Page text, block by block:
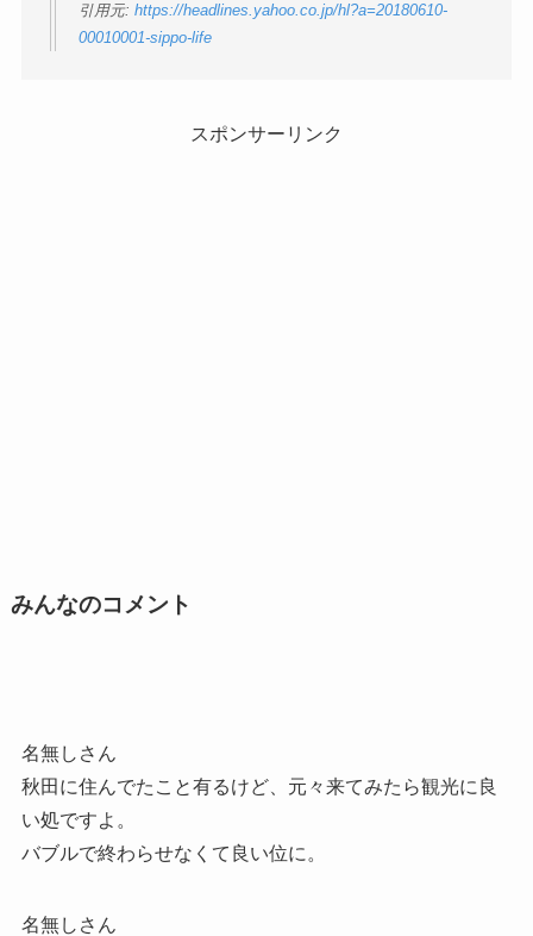
引用元: https://headlines.yahoo.co.jp/hl?a=20180610-
00010001-sippo-life
スポンサーリンク
みんなのコメント
名無しさん
秋田に住んでたこと有るけど、元々来てみたら観光に良
い処ですよ。
バブルで終わらせなくて良い位に。
名無しさん